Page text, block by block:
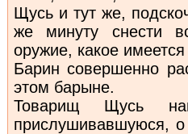
Щусь и тут же,
же минуту снести
оружие, какое
Барин совершенно
этом барыне.
Товарищ Щусь
прислушивавшуюся,